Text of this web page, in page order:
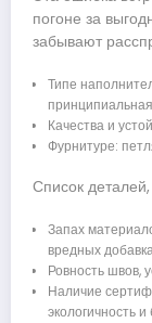
погоне за
забывают
Типе
Качества и
Фурнитуре:
Список
Запах
вредных
Ровность швов,
Наличие
экологичность